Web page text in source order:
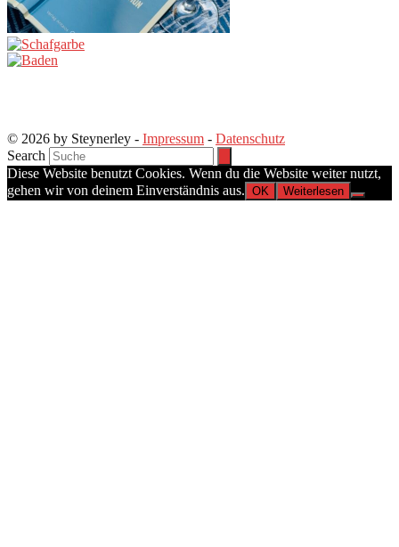
© 2026 by Steynerley - Impressum - Datenschutz
Search
Diese Website benutzt Cookies. Wenn du die Website weiter nutzt,
gehen wir von deinem Einverständnis aus. OK Weiterlesen